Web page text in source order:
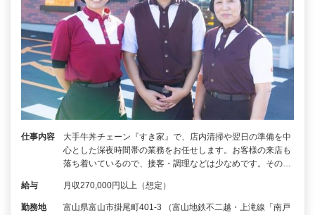
仕事内容
大手牛丼チェーン『すき家』で、店内清掃や翌日の準備を中
心とした深夜時間帯の業務をお任せします。お客様の来店も
落ち着いているので、接客・調理などは少なめです。その…
給与 月収270,000円以上（想定）
勤務地
富山県富山市掛尾町401-3 （富山地鉄不二越・上滝線「南戸